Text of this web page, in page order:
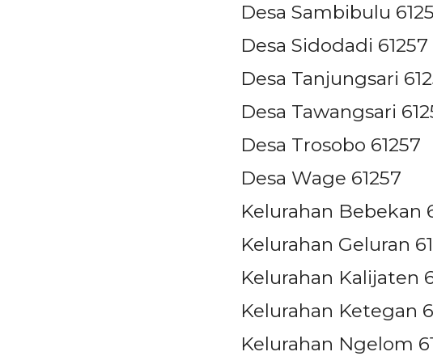
Desa Sambibulu
Desa Sidodadi 61257
Desa Tanjungsari
Desa Tawangsari
Desa Trosobo 61257
Desa Wage 61257
Kelurahan Bebekan
Kelurahan Geluran
Kelurahan Kalijaten
Kelurahan Ketegan
Kelurahan Ngelom